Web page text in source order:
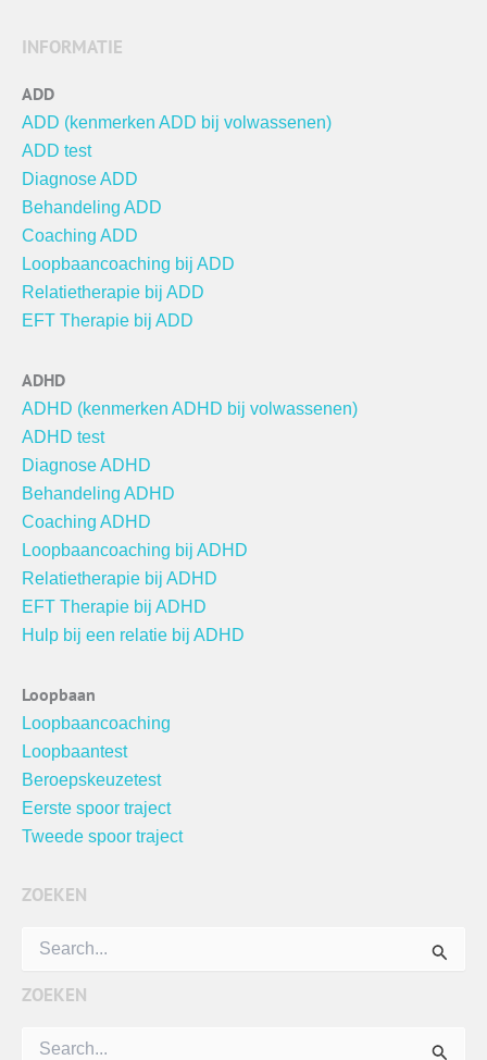
INFORMATIE
ADD
ADD (kenmerken ADD bij volwassenen)
ADD test
Diagnose ADD
Behandeling ADD
Coaching ADD
Loopbaancoaching bij ADD
Relatietherapie bij ADD
EFT Therapie bij ADD
ADHD
ADHD (kenmerken ADHD bij volwassenen)
ADHD test
Diagnose ADHD
Behandeling ADHD
Coaching ADHD
Loopbaancoaching bij ADHD
Relatietherapie bij ADHD
EFT Therapie bij ADHD
Hulp bij een relatie bij ADHD
Loopbaan
Loopbaancoaching
Loopbaantest
Beroepskeuzetest
Eerste spoor traject
Tweede spoor traject
ZOEKEN
Zoek
ZOEKEN
Zoek